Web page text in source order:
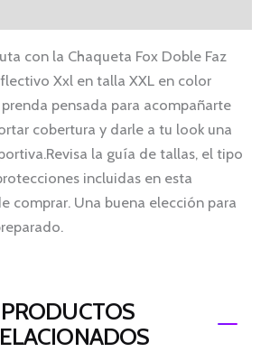
con la Chaqueta Fox Doble Faz
Xxl en talla XXL en color
prenda pensada para acompañarte
cobertura y darle a tu look una
la guía de tallas, el tipo
incluidas en esta
comprar. Una buena elección para
PRODUCTOS